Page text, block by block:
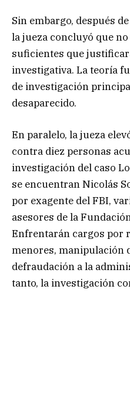
Sin embargo, después
la jueza concluyó que
suficientes que
investigativa. La teoría
de investigación
desaparecido.
En paralelo, la jueza
contra diez personas
investigación del caso
se encuentran Nicolás
por exagente del FBI,
asesores de la
Enfrentarán cargos por
menores, manipulación
defraudación a la
tanto, la investigación